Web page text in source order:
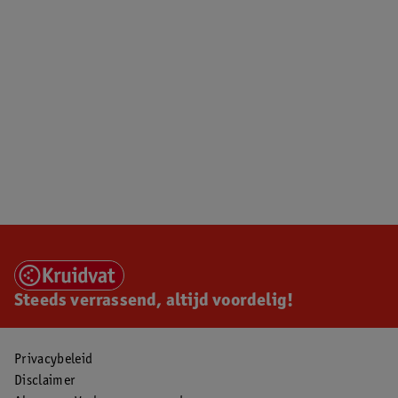
Steeds verrassend, altijd voordelig!
Privacybeleid
Disclaimer